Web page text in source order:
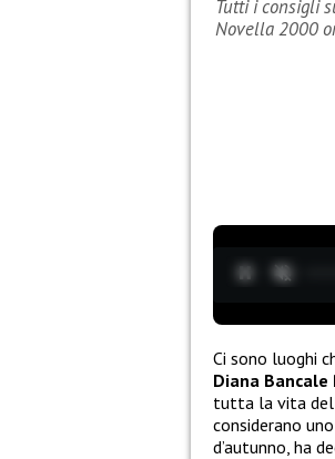
Tutti i consigli
Novella 2000
Ci sono luoghi
Diana Bancale
tutta la vita
considerano
d’autunno, ha